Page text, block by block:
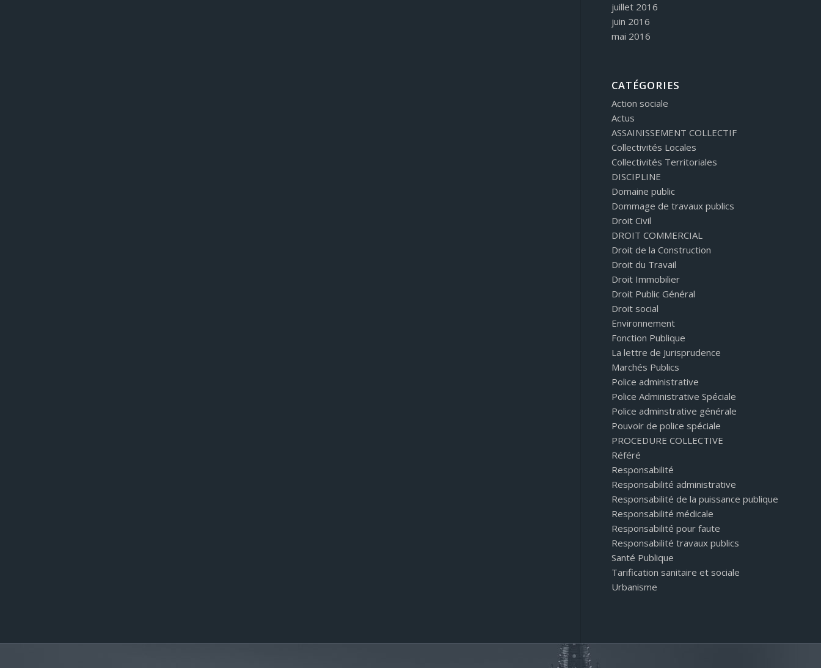
juillet 2016
juin 2016
mai 2016
CATÉGORIES
Action sociale
Actus
ASSAINISSEMENT COLLECTIF
Collectivités Locales
Collectivités Territoriales
DISCIPLINE
Domaine public
Dommage de travaux publics
Droit Civil
DROIT COMMERCIAL
Droit de la Construction
Droit du Travail
Droit Immobilier
Droit Public Général
Droit social
Environnement
Fonction Publique
La lettre de Jurisprudence
Marchés Publics
Police administrative
Police Administrative Spéciale
Police adminstrative générale
Pouvoir de police spéciale
PROCEDURE COLLECTIVE
Référé
Responsabilité
Responsabilité administrative
Responsabilité de la puissance publique
Responsabilité médicale
Responsabilité pour faute
Responsabilité travaux publics
Santé Publique
Tarification sanitaire et sociale
Urbanisme